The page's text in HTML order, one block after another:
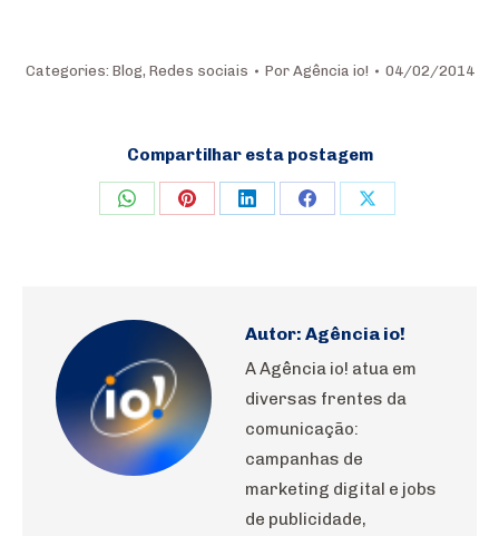
Categories: Blog, Redes sociais Por Agência io! 04/02/2014
Compartilhar esta postagem
Share Share Share Share Share
Autor: Agência io!
A Agência io! atua em
diversas frentes da
comunicação:
campanhas de
marketing digital e jobs
de publicidade,